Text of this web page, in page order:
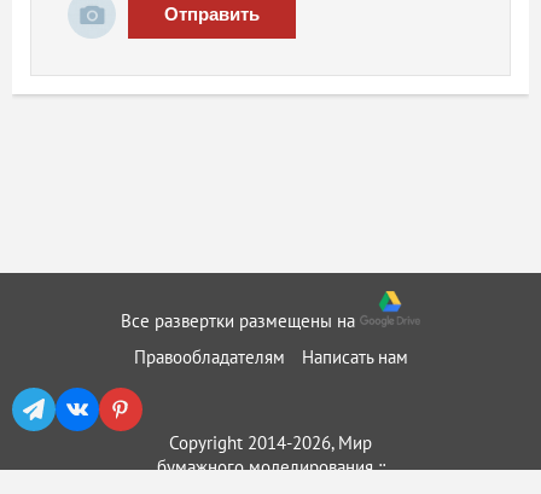
Отправить
Все развертки размещены на
Правообладателям
Написать нам
Copyright 2014-2026, Мир
бумажного моделирования ::